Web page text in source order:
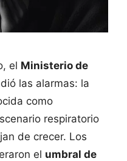
el Ministerio de
las alarmas: la
como
respiratorio
de crecer. Los
el umbral de